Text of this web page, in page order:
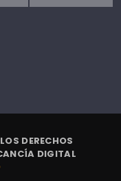
DERECHOS
DIGITAL